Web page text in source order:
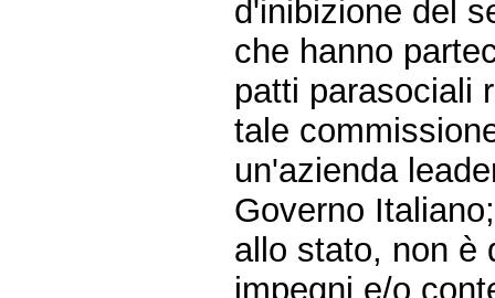
d'inibizione del
che hanno
patti parasociali
tale
un'azienda
Governo Italiano;
allo stato, non è
impegni e/o